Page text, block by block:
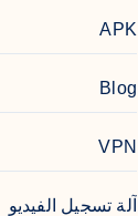
APK
Blog
VPN
آلة تسجيل الفيديو